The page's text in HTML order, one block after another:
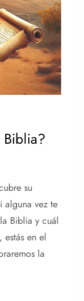
su
alguna vez te
Biblia y cuál
en el
la